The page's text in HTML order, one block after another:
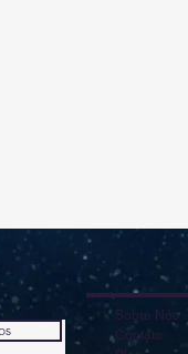
Sobre Nós
Contato